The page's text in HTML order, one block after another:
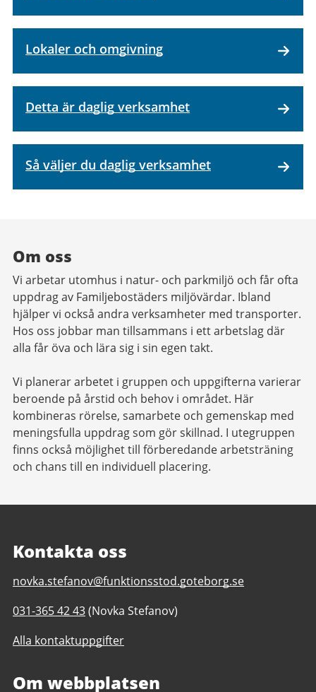
Lokaler och omgivning
Detta är daglig verksamhet
Så väljer du daglig verksamhet
Om oss
Vi arbetar utomhus i natur- och parkmiljö och får ofta
uppdrag av Familjebostäders miljövärdar. Ibland
hjälper vi också andra verksamheter med transporter.
Hos oss jobbar man tillsammans i ett arbetslag där
alla får öva och lära sig i sin egen takt.
Vi planerar arbetet i gruppen och uppgifterna varierar
beroende på årstid och behov i området. Här
kombineras rörelse, samarbete och gemenskap med
meningsfulla uppdrag som gör skillnad. I utegruppen
finns också möjlighet till förberedande arbetsträning
och chans till en individuell placering.
Kontakta oss
E-
till
Utegruppen
Östra
daglig
novka.stefanov@funktionsstod.goteborg.se
Telefonnummer
Utegruppen
Göteborg
031-365 42 43(Novka Stefanov)
Alla kontaktuppgifter
Om webbplatsen